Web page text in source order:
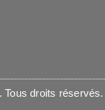
droits réservés.